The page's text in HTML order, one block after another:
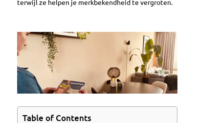
terwijl ze helpen je merkbekendheid te vergroten.
Table of Contents